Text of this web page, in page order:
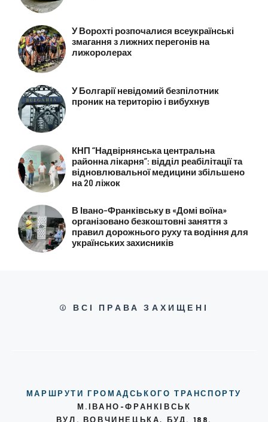
У Ворохті розпочалися всеукраїнські
змагання з лижних перегонів на
лижоролерах
У Болгарії невідомий безпілотник
проник на територію і вибухнув
КНП “Надвірнянська центральна
районна лікарня”: відділ реабілітації та
відновлювальної медицини збільшено
на 20 ліжок
В Івано-Франківську в «Домі воїна»
організовано безкоштовні заняття з
правил дорожнього руху та водіння для
українських захисників
© ВСІ ПРАВА ЗАХИЩЕНІ
МАРШРУТИ ГРОМАДСЬКОГО ТРАНСПОРТУ
М.ІВАНО-ФРАНКІВСЬК
ВУЛ. ВОВЧИНЕЦЬКА, БУД. 188.